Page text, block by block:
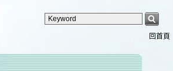
回首頁